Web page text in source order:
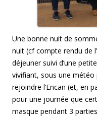
Une bonne nuit de
nuit (cf compte rendu de
déjeuner suivi d’une
vivifiant, sous une
rejoindre l’Encan (et, en
pour une journée que
masque pendant 3